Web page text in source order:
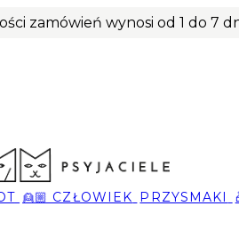
zamówień wynosi od 1 do 7
👱🏼 CZŁOWIEK PRZYSMAKI